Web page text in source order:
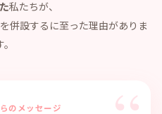
私たちが、
併設するに至った理由がありま
のメッセージ